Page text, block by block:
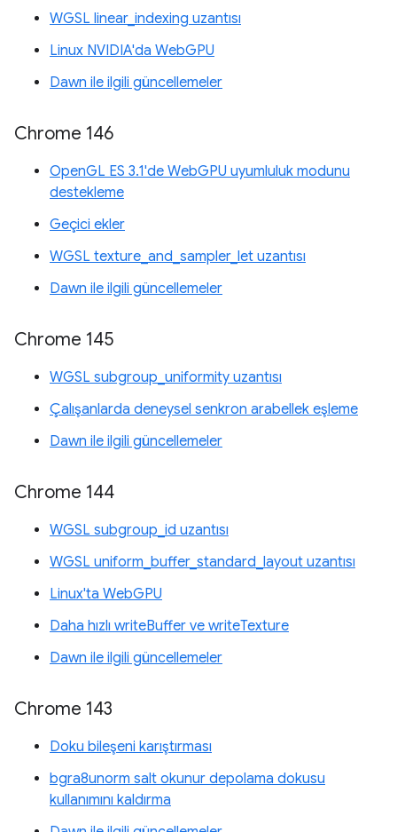
WGSL linear_indexing uzantısı
Linux NVIDIA'da WebGPU
Dawn ile ilgili güncellemeler
Chrome 146
OpenGL ES 3.1'de WebGPU uyumluluk modunu
destekleme
Geçici ekler
WGSL texture_and_sampler_let uzantısı
Dawn ile ilgili güncellemeler
Chrome 145
WGSL subgroup_uniformity uzantısı
Çalışanlarda deneysel senkron arabellek eşleme
Dawn ile ilgili güncellemeler
Chrome 144
WGSL subgroup_id uzantısı
WGSL uniform_buffer_standard_layout uzantısı
Linux'ta WebGPU
Daha hızlı writeBuffer ve writeTexture
Dawn ile ilgili güncellemeler
Chrome 143
Doku bileşeni karıştırması
bgra8unorm salt okunur depolama dokusu
kullanımını kaldırma